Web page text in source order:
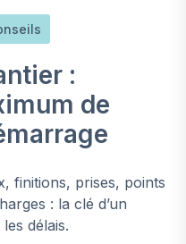
:
de
finitions, prises, points
: la clé d’un
délais.